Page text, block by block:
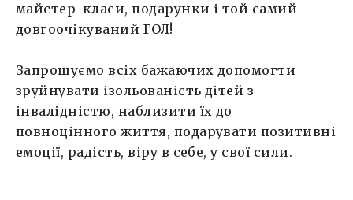
майстер-класи, подарунки і той самий -
довгоочікуваний ГОЛ!
Запрошуємо всіх бажаючих допомогти
зруйнувати ізольованість дітей з
інвалідністю, наблизити їх до
повноцінного життя, подарувати позитивні
емоції, радість, віру в себе, у свої сили.